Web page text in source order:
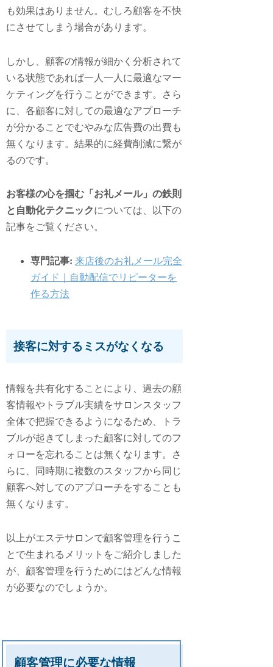
も効果はありません。むしろ顧客を不快
にさせてしまう場合があります。
しかし、顧客の情報が細かく分析されて
いる状態であれば一人一人に最適なマー
ケティングを行うことができます。さら
に、各顧客に対しての最適なアプローチ
が分かることでむやみな広告費の出費も
無くなります。結果的に経費削減に繋が
るのです。
お客様の心を掴む「お礼メール」の鉄則
と自動化テクニックについては、以下の
記事をご覧ください。
専門記事: 来店後のお礼メール完全
ガイド｜自動配信でリピーターを
作る方法
接客に対するミスがなくなる
情報を共有化することにより、過去の顧
客情報やトラブル実績をサロンスタッフ
全体で把握できるようになるため、トラ
ブルが起きてしまった顧客に対してのフ
ォローを忘れることは無くなります。さ
らに、同時期に複数のスタッフから同じ
顧客へ対してのアプローチをすることも
無くなります。
以上がエステサロンで顧客管理を行うこ
とで生まれるメリットをご紹介しました
が、顧客管理を行うためにはどんな情報
が必要なのでしょうか。
顧客管理に必要な情報